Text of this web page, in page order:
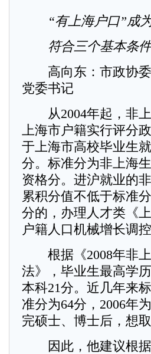
“有上海户口”成
符合三个基本条件
高向东：市政协委
党委书记
从2004年起，非上
上海市户籍实行评分
于上海市高校毕业生
分。标准分为非上海
资格分。进沪就业的
累积分值不低于标准
分的，办理人才类《
户籍人口机械增长调
根据《2008年非上
法》，毕业生最高学
本科21分。近几年来
准分为64分，2006年
完硕士、博士后，想
因此，他建议根据